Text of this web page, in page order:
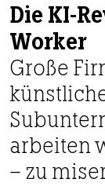
verlag
verlag
veranstaltungen
shop
fragen & hilfe
unterstützen
Die KI-
Worker
Große
arbeiten
– zu